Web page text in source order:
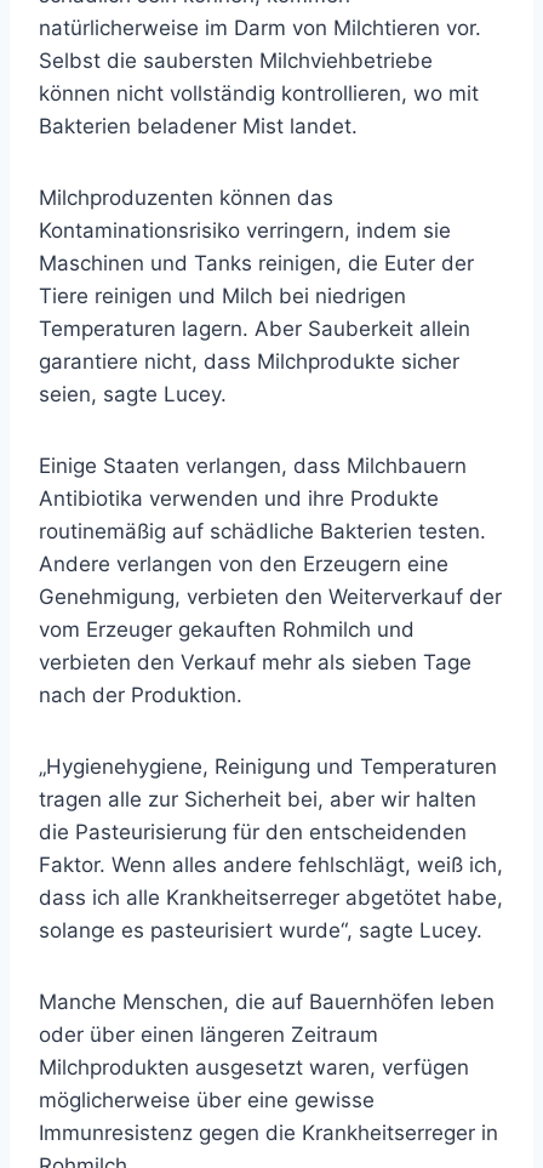
natürlicherweise im Darm von Milchtieren vor.
Selbst die saubersten Milchviehbetriebe
können nicht vollständig kontrollieren, wo mit
Bakterien beladener Mist landet.
Milchproduzenten können das
Kontaminationsrisiko verringern, indem sie
Maschinen und Tanks reinigen, die Euter der
Tiere reinigen und Milch bei niedrigen
Temperaturen lagern. Aber Sauberkeit allein
garantiere nicht, dass Milchprodukte sicher
seien, sagte Lucey.
Einige Staaten verlangen, dass Milchbauern
Antibiotika verwenden und ihre Produkte
routinemäßig auf schädliche Bakterien testen.
Andere verlangen von den Erzeugern eine
Genehmigung, verbieten den Weiterverkauf der
vom Erzeuger gekauften Rohmilch und
verbieten den Verkauf mehr als sieben Tage
nach der Produktion.
„Hygienehygiene, Reinigung und Temperaturen
tragen alle zur Sicherheit bei, aber wir halten
die Pasteurisierung für den entscheidenden
Faktor. Wenn alles andere fehlschlägt, weiß ich,
dass ich alle Krankheitserreger abgetötet habe,
solange es pasteurisiert wurde“, sagte Lucey.
Manche Menschen, die auf Bauernhöfen leben
oder über einen längeren Zeitraum
Milchprodukten ausgesetzt waren, verfügen
möglicherweise über eine gewisse
Immunresistenz gegen die Krankheitserreger in